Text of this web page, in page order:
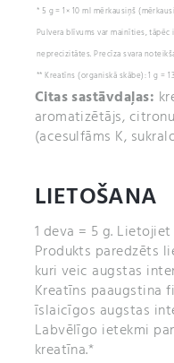
* 5 g = 1× 10 ml mērkausiņš
Pulvera blīvums var mainīties, tāpēc
neprecizitātes. Precīza svara
** Kreatīns (organiskā skābe): 1 g =
Citas sastāvdaļas:
aromatizētājs,
(acesulfāms K,
LIETOŠANA
1 deva = 5 g.
Produkts paredzēts
kuri veic augstas
Kreatīns paaugstina
īslaicīgos augstas
Labvēlīgo ietekmi
kreatīna.*